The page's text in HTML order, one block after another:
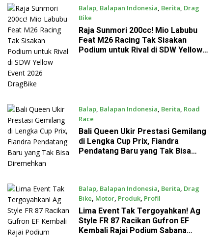
Balap, Balapan Indonesia, Berita, Drag
Bike
August 3, 2026
Raja Sunmori 200cc! Mio Labubu
Feat M26 Racing Tak Sisakan
Podium untuk Rival di SDW Yellow
Balap, Balapan Indonesia, Berita, Road
Race
July 31, 2026
Bali Queen Ukir Prestasi Gemilang
di Lengka Cup Prix, Fiandra
Pendatang Baru yang Tak Bisa
Balap, Balapan Indonesia, Berita, Drag
Bike, Motor, Produk, Profil
July 26, 2026
Lima Event Tak Tergoyahkan! Ag
Style FR 87 Racikan Gufron EF
Kembali Rajai Podium Sabana